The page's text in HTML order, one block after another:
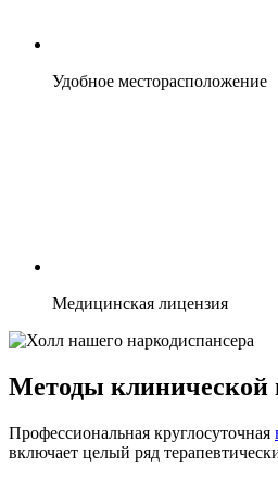
Удобное месторасположение
Медицинская лицензия
Методы клинической
Профессиональная круглосуточная
включает целый ряд